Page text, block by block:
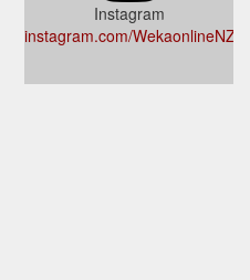
Instagram
instagram.com/WekaonlineNZ